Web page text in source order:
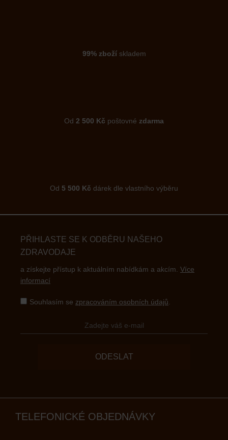
99% zbožískladem
Od 2 500 Kč poštovné zdarma
Od 5 500 Kč dárek dle vlastního výběru
PŘIHLASTE SE K ODBĚRU NAŠEHO
ZDRAVODAJE
a získejte přístup k aktuálním nabídkám a akcím. Více
informací
Souhlasím se zpracováním osobních údajů
ODESLAT
TELEFONICKÉ OBJEDNÁVKY